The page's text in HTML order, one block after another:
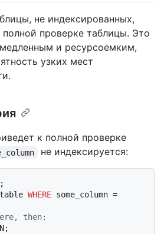
не индексированных,
проверке таблицы. Это
и ресурсоемким,
узких мест
к полной проверке
не индексируется:
WHERE some_column =
then: